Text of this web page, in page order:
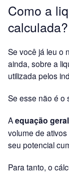
Como a
calculada?
Se você já leu o
ainda, sobre a
utilizada pelos
Se esse não é o
Aequação
volume de
seu potencial
Para tanto, o